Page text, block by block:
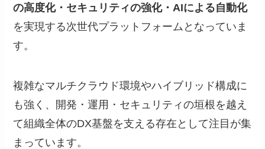
の高度化・セキュリティの強化・AIによる自動化
を実現する次世代プラットフォームとなっていま
す。
複雑なマルチクラウド環境やハイブリッド構成に
も強く、開発・運用・セキュリティの垣根を越え
て組織全体のDX基盤を支える存在として注目が集
まっています。